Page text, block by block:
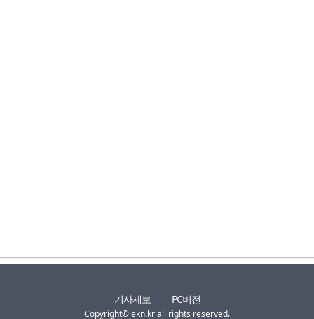
기사제보 PC버전
Copyright© ekn.kr all rights reserved.